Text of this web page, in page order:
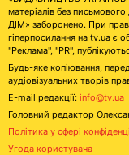
матеріалів без
ДІМ» заборонено. При
гіперпосилання на tv.ua є
"Реклама", "PR",
Будь-яке копіювання,
аудіовізуальних творів
E-mail редакції: info@tv.ua
Головний редактор
Політика у сфері
Угода користувача